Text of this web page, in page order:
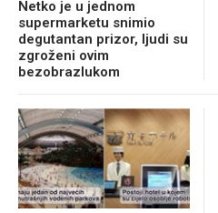
Netko je u jednom
supermarketu snimio
degutantan prizor, ljudi su
zgroženi ovim
bezobrazlukom